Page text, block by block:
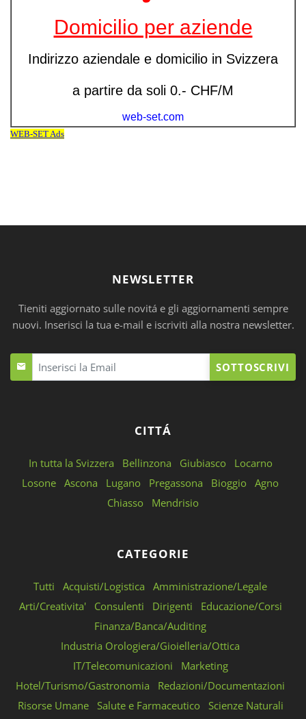
NEWSLETTER
Tieniti aggiornato sulle novitá e gli aggiornamenti sempre
nuovi. Inserisci la tua e-mail e iscriviti alla nostra newsletter.
SOTTOSCRIVI
CITTÁ
In tutta la Svizzera Bellinzona Giubiasco
Locarno
Losone Ascona Lugano Pregassona Bioggio Agno
Chiasso
Mendrisio
CATEGORIE
Tutti Acquisti/Logistica
Amministrazione/Legale
Arti/Creativita'
Consulenti Dirigenti
Educazione/Corsi
Finanza/Banca/Auditing
Industria Orologiera/Gioielleria/Ottica
IT/Telecomunicazioni
Marketing
Hotel/Turismo/Gastronomia
Redazioni/Documentazioni
Risorse Umane
Salute e Farmaceutico
Scienze Naturali